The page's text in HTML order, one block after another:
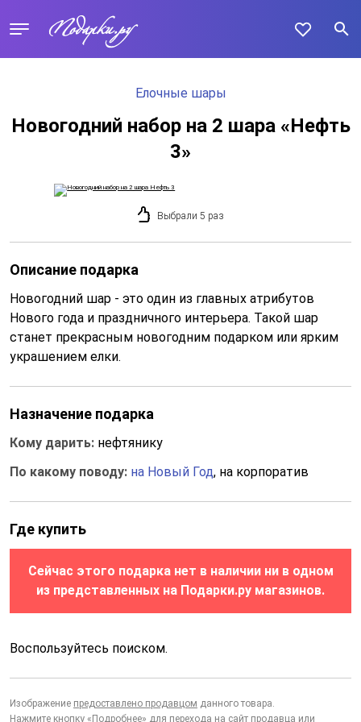
Елочные шары
Новогодний набор на 2 шара «Нефть
3»
Выбрали 5 раз
Описание подарка
Новогодний шар - это один из главных атрибутов
Нового года и праздничного интерьера. Такой шар
станет прекрасным новогодним подарком или ярким
украшением елки.
Назначение подарка
Кому дарить: нефтянику
По какому поводу: на Новый Год, на корпоратив
Где купить
Сейчас этого подарка нет в наличии ни в одном
из представленных на Подарки.ру магазинов.
Воспользуйтесь поиском.
Изображение предоставлено продавцом данного товара.
Нажмите кнопку «Подробнее» для перехода на сайт продавца или